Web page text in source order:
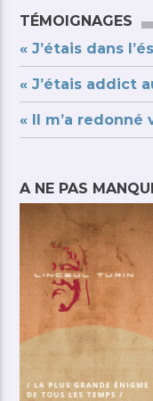
TÉMOIGNAGES
« J’étais dans
« J’étais addict
« Il m’a
A NE PAS